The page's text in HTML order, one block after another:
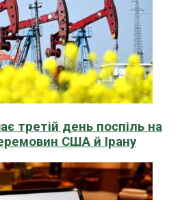
третій день поспіль на
США й Ірану